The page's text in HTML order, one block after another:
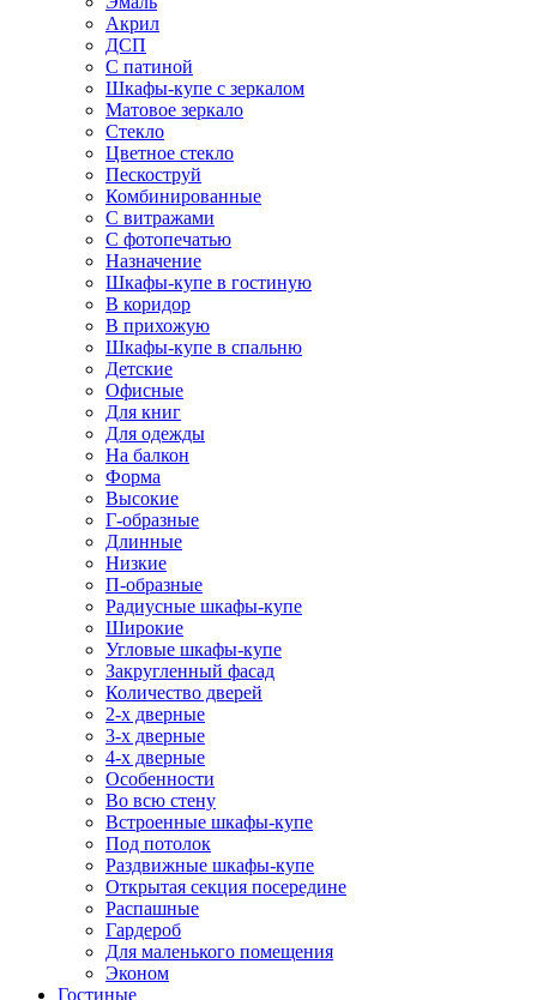
Акрил
ДСП
С патиной
Шкафы-купе с зеркалом
Матовое зеркало
Стекло
Цветное стекло
Пескоструй
Комбинированные
С витражами
С фотопечатью
Назначение
Шкафы-купе в гостиную
В коридор
В прихожую
Шкафы-купе в спальню
Детские
Офисные
Для книг
Для одежды
На балкон
Форма
Высокие
Г-образные
Длинные
Низкие
П-образные
Радиусные шкафы-купе
Широкие
Угловые шкафы-купе
Закругленный фасад
Количество дверей
2-х дверные
3-х дверные
4-х дверные
Особенности
Во всю стену
Встроенные шкафы-купе
Под потолок
Раздвижные шкафы-купе
Открытая секция посередине
Распашные
Гардероб
Для маленького помещения
Эконом
Гостиные